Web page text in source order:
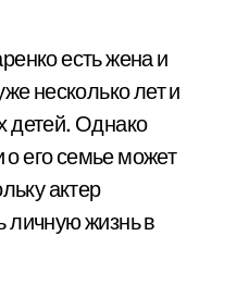
есть жена и
несколько лет и
детей. Однако
его семье может
актер
личную жизнь в